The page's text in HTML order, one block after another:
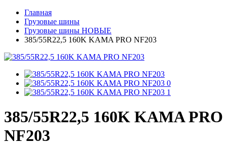
Главная
Грузовые шины
Грузовые шины НОВЫЕ
385/55R22,5 160K KAMA PRO NF203
385/55R22,5 160K KAMA PRO
NF203